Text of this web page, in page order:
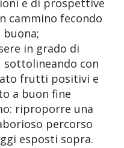
cammino fecondo
in grado di
sottolineando con
frutti positivi e
a buon fine
riproporre una
percorso
esposti sopra.